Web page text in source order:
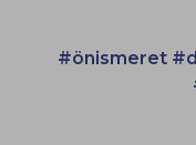
#önismeret